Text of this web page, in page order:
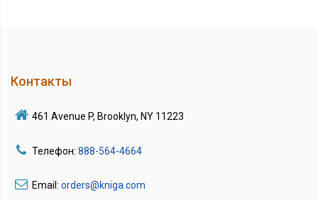
Контакты
461 Avenue P, Brooklyn, NY 11223
Телефон: 888-564-4664
Email: orders@kniga.com